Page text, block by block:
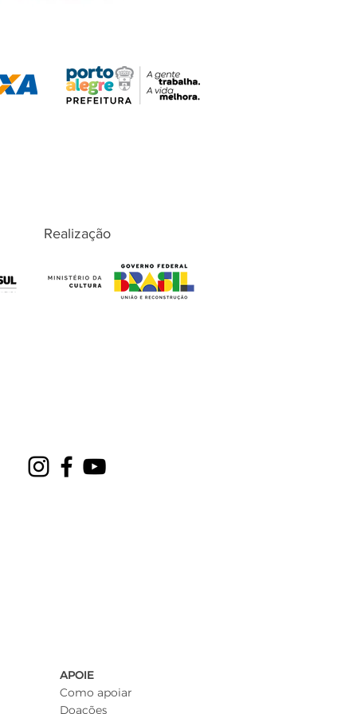
Realização
APOIE
Como apoiar
Doações